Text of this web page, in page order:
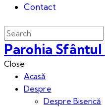
Contact
Parohia
Close
Acasă
Despre
Despre Biserică